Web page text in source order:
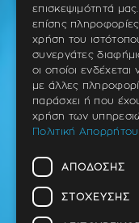
Επανομή
Περαία
Καλαμαριά
Πανόραμα
Χαριλάου
Ταβάκη – Θ. Λίτσα
Θέρμη –
T.K 57001
επισκεψιμότητά
επίσης
χρήση του
συνεργάτες
οι οποίοι
με άλλες
παράσχει ή που
χρήση των
Πολιτική Απορρήτου
ΑΠΌΔΟΣΗΣ
ΣΤΌΧΕΥΣΗΣ